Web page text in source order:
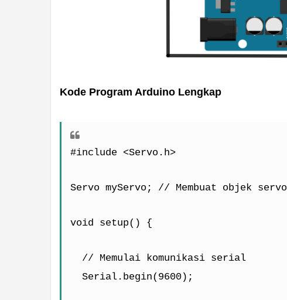
Kode Program Arduino Lengkap
#include <Servo.h>
Servo myServo; // Membuat objek servo
void setup() {
// Memulai komunikasi serial
Serial.begin(9600);